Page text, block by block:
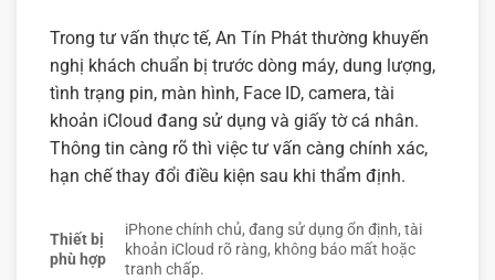
Trong tư vấn thực tế, An Tín Phát thường khuyến
nghị khách chuẩn bị trước dòng máy, dung lượng,
tình trạng pin, màn hình, Face ID, camera, tài
khoản iCloud đang sử dụng và giấy tờ cá nhân.
Thông tin càng rõ thì việc tư vấn càng chính xác,
hạn chế thay đổi điều kiện sau khi thẩm định.
Thiết bị
phù hợp
iPhone chính chủ, đang sử dụng ổn định, tài
khoản iCloud rõ ràng, không báo mất hoặc
tranh chấp.